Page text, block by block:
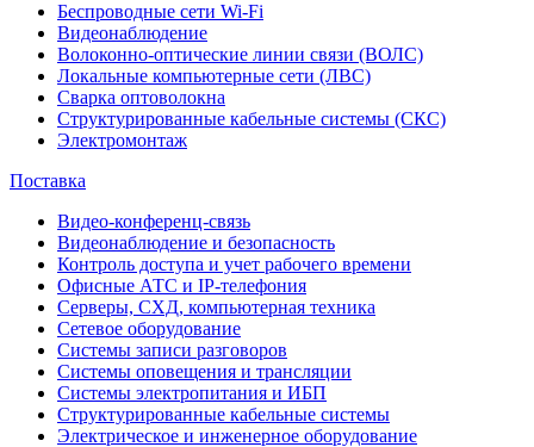
Беспроводные сети Wi-Fi
Видеонаблюдение
Волоконно-оптические линии связи (ВОЛС)
Локальные компьютерные сети (ЛВС)
Сварка оптоволокна
Структурированные кабельные системы (СКС)
Электромонтаж
Поставка
Видео-конференц-связь
Видеонаблюдение и безопасность
Контроль доступа и учет рабочего времени
Офисные АТС и IP-телефония
Серверы, СХД, компьютерная техника
Сетевое оборудование
Системы записи разговоров
Системы оповещения и трансляции
Системы электропитания и ИБП
Структурированные кабельные системы
Электрическое и инженерное оборудование